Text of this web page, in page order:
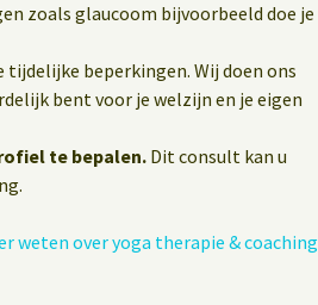
zoals glaucoom bijvoorbeeld doe je
beperkingen. Wij doen ons
bent voor je welzijn en je eigen
te bepalen. Dit consult kan u
weten over yoga therapie & coaching